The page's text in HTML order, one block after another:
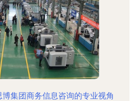
集团商务信息咨询的专业视角